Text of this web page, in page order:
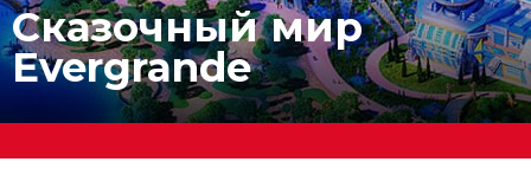
Сказочный мир
Evergrande